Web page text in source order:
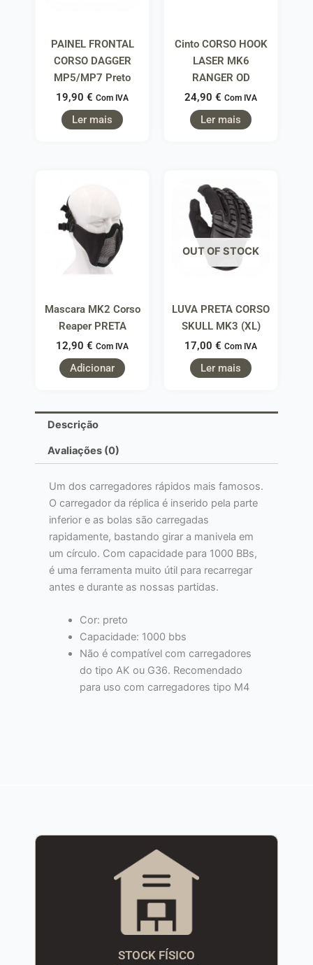
PAINEL FRONTAL
CORSO DAGGER
MP5/MP7 Preto
19,90 € Com IVA
Ler mais
Cinto CORSO HOOK
LASER MK6
RANGER OD
24,90 € Com IVA
Ler mais
Mascara MK2 Corso
Reaper PRETA
12,90 € Com IVA
Adicionar
OUT OF STOCK
LUVA PRETA CORSO
SKULL MK3 (XL)
17,00 € Com IVA
Ler mais
Descrição
Avaliações (0)
Um dos carregadores rápidos mais famosos.
O carregador da réplica é inserido pela parte
inferior e as bolas são carregadas
rapidamente, bastando girar a manivela em
um círculo. Com capacidade para 1000 BBs,
é uma ferramenta muito útil para recarregar
antes e durante as nossas partidas.
Cor: preto
Capacidade: 1000 bbs
Não é compatível com carregadores
do tipo AK ou G36. Recomendado
para uso com carregadores tipo M4
STOCK FÍSICO